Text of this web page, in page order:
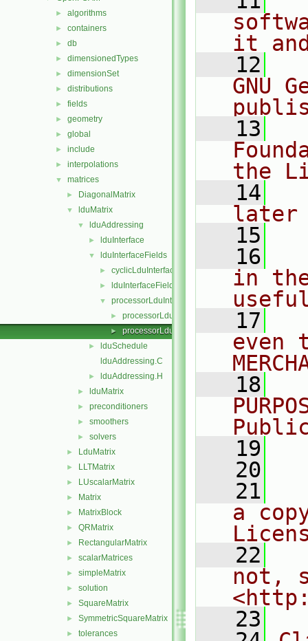
► algorithms
► containers
► db
► dimensionedTypes
► dimensionSet
► distributions
► fields
► geometry
► global
► include
► interpolations
▼ matrices
► DiagonalMatrix
▼ lduMatrix
▼ lduAddressing
► lduInterface
▼ lduInterfaceFields
► cyclicLduInterfaceField
► lduInterfaceField
▼ processorLduInterfaceField
► processorLduInterfaceField.C
► processorLduInterfaceField.H
►
lduSchedule
lduAddressing.C
► lduAddressing.H
► lduMatrix
► preconditioners
► smoothers
► solvers
► LduMatrix
► LLTMatrix
► LUscalarMatrix
► Matrix
► MatrixBlock
► QRMatrix
► RectangularMatrix
► scalarMatrices
► simpleMatrix
► solution
► SquareMatrix
► SymmetricSquareMatrix
► tolerances
it
   12
GNU
   13
the
   14
later
   15
   16
in
   17
even
   18
   19
   20
   21
a
   22
not,
   23